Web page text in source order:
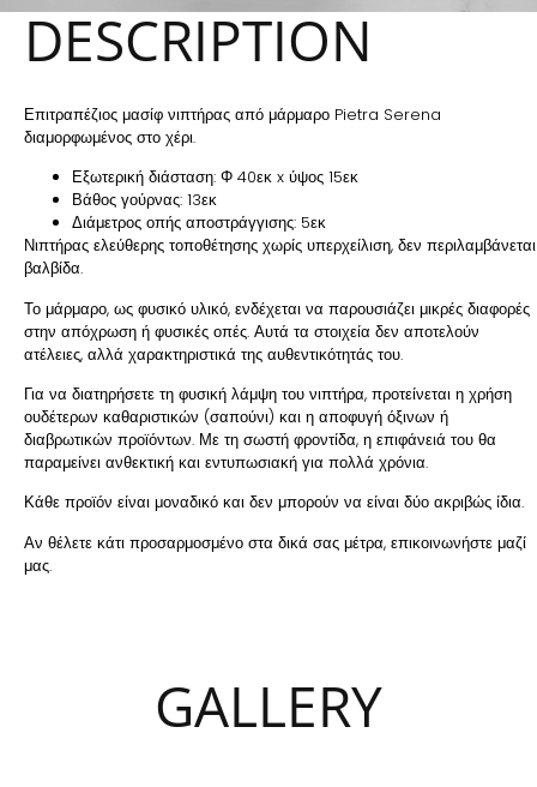
DESCRIPTION
Επιτραπέζιος μασίφ νιπτήρας από μάρμαρο Pietra Serena
διαμορφωμένος στο χέρι.
Εξωτερική διάσταση: Φ 40εκ x ύψος 15εκ
Βάθος γούρνας: 13εκ
Διάμετρος οπής αποστράγγισης: 5εκ
Νιπτήρας ελεύθερης τοποθέτησης χωρίς υπερχείλιση, δεν περιλαμβάνεται
βαλβίδα.
Το μάρμαρο, ως φυσικό υλικό, ενδέχεται να παρουσιάζει μικρές διαφορές
στην απόχρωση ή φυσικές οπές. Αυτά τα στοιχεία δεν αποτελούν
ατέλειες, αλλά χαρακτηριστικά της αυθεντικότητάς του.
Για να διατηρήσετε τη φυσική λάμψη του νιπτήρα, προτείνεται η χρήση
ουδέτερων καθαριστικών (σαπούνι) και η αποφυγή όξινων ή
διαβρωτικών προϊόντων. Με τη σωστή φροντίδα, η επιφάνειά του θα
παραμείνει ανθεκτική και εντυπωσιακή για πολλά χρόνια.
Κάθε προϊόν είναι μοναδικό και δεν μπορούν να είναι δύο ακριβώς ίδια.
Αν θέλετε κάτι προσαρμοσμένο στα δικά σας μέτρα, επικοινωνήστε μαζί
μας.
GALLERY